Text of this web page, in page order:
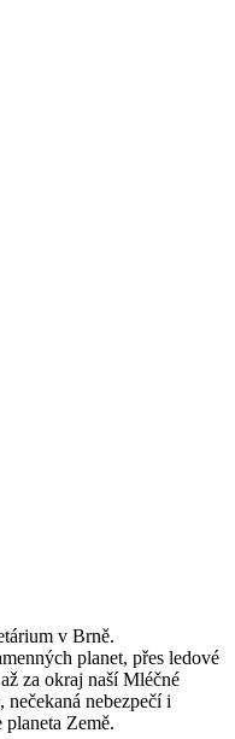
v Brně.
planet, přes ledové
za okraj naší Mléčné
nečekaná nebezpečí i
Země.